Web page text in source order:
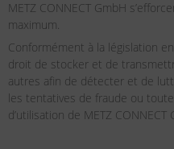
METZ CONNECT GmbH
maximum.
Conformément à la législation
droit de stocker et de
autres afin de détecter et de
les tentatives de fraude ou
d’utilisation de METZ CONNECT